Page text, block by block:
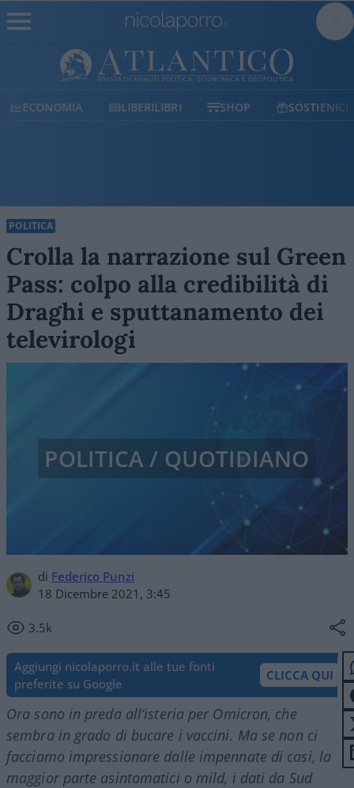
ECONOMIA LIBERILIBRI SHOP SOSTIENICI
POLITICA
Crolla la narrazione sul Green
Pass: colpo alla credibilità di
Draghi e sputtanamento dei
televirologi
di Federico Punzi
18 Dicembre 2021, 3:45
3.5k
POLITICA / QUOTIDIANO
Aggiungi nicolaporro.it alle tue fonti
preferite su Google
CLICCA QUI
Ora sono in preda all’isteria per Omicron, che
sembra in grado di bucare i vaccini. Ma se non ci
facciamo impressionare dalle impennate di casi, la
maggior parte asintomatici o mild, i dati da Sud